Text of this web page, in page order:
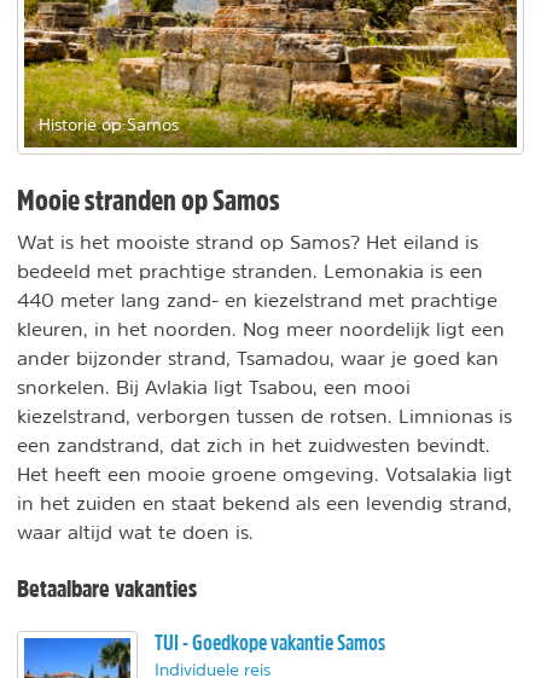
Historie op Samos
Mooie stranden op Samos
Wat is het mooiste strand op Samos? Het eiland is
bedeeld met prachtige stranden. Lemonakia is een
440 meter lang zand- en kiezelstrand met prachtige
kleuren, in het noorden. Nog meer noordelijk ligt een
ander bijzonder strand, Tsamadou, waar je goed kan
snorkelen. Bij Avlakia ligt Tsabou, een mooi
kiezelstrand, verborgen tussen de rotsen. Limnionas is
een zandstrand, dat zich in het zuidwesten bevindt.
Het heeft een mooie groene omgeving. Votsalakia ligt
in het zuiden en staat bekend als een levendig strand,
waar altijd wat te doen is.
Betaalbare vakanties
TUI - Goedkope vakantie Samos
Individuele reis